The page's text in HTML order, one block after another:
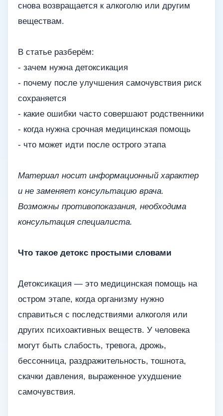
снова возвращается к алкоголю или другим
веществам.
В статье разберём:
- зачем нужна детоксикация
- почему после улучшения самочувствия риск
сохраняется
- какие ошибки часто совершают родственники
- когда нужна срочная медицинская помощь
- что может идти после острого этапа
Материал носит информационный характер
и не заменяет консультацию врача.
Возможны противопоказания, необходима
консультация специалиста.
Что такое детокс простыми словами
Детоксикация — это медицинская помощь на
остром этапе, когда организму нужно
справиться с последствиями алкоголя или
других психоактивных веществ. У человека
могут быть слабость, тревога, дрожь,
бессонница, раздражительность, тошнота,
скачки давления, выраженное ухудшение
самочувствия.